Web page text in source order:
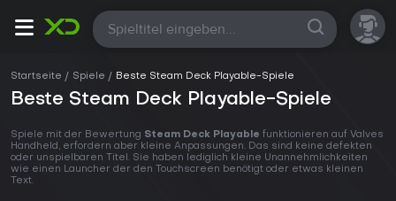
Alle
Startseite Spiele Beste Steam Deck Playable-Spiele
Beste Steam Deck Playable-Spiele
Spiele mit der Bewertung Steam Deck Playable funktionieren auf Valves
Handheld, erfordern aber kleine Anpassungen. Das sind keine defekten
oder unspielbaren Titel. Sie haben lediglich kleine Unannehmlichkeiten
wie einen Launcher der den Touchscreen benötigt oder etwas kleinen
Text.